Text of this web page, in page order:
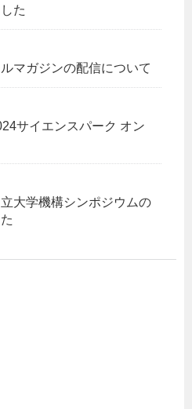
た
マガジンの配信について
サイエンスパーク オン
大学機構シンポジウムの